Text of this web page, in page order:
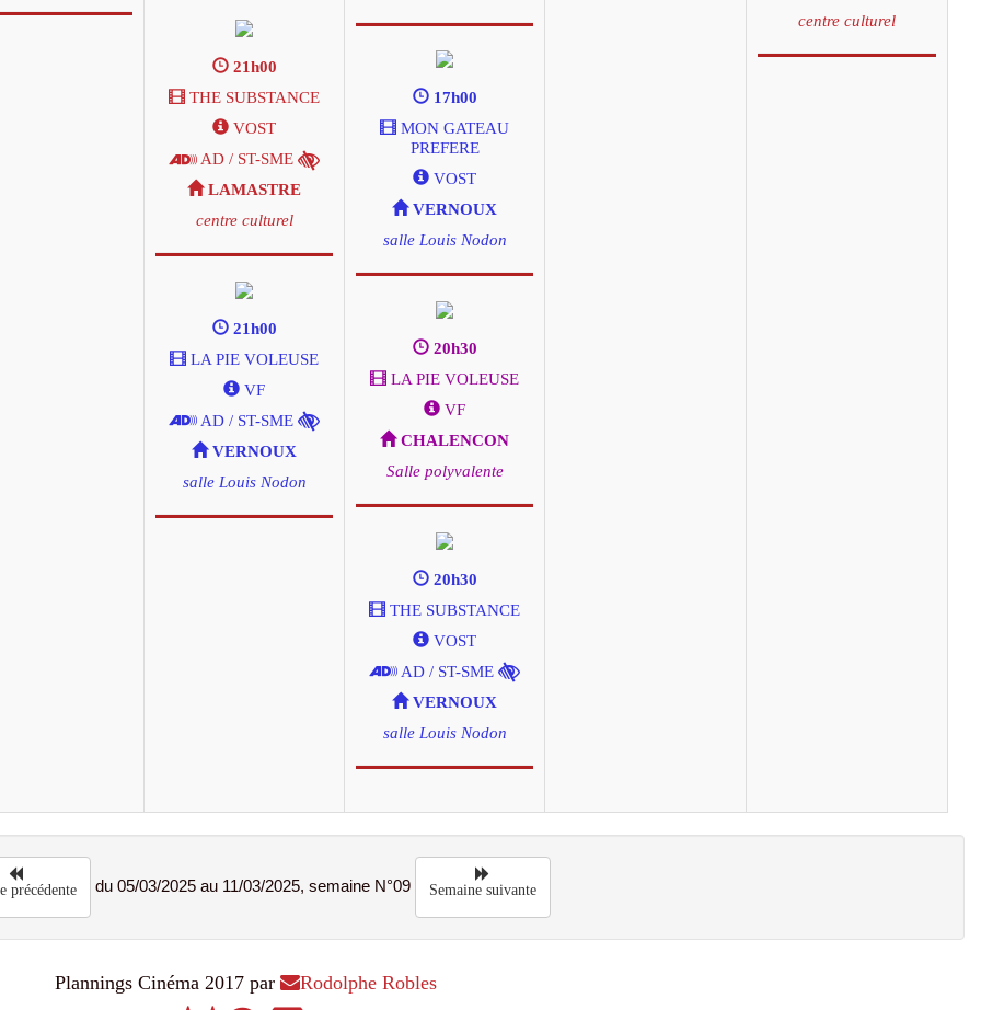
21h00
THE SUBSTANCE
VOST
AD / ST-SME
LAMASTRE
centre culturel
21h00
LA PIE VOLEUSE
VF
AD / ST-SME
VERNOUX
salle Louis Nodon
17h00
MON GATEAU
PREFERE
VOST
VERNOUX
salle Louis Nodon
20h30
LA PIE VOLEUSE
VF
CHALENCON
Salle polyvalente
20h30
THE SUBSTANCE
VOST
AD / ST-SME
VERNOUX
salle Louis Nodon
centre culturel
précédente du 05/03/2025 au 11/03/2025, semaine N°09 Semaine suivante
Plannings Cinéma 2017 par Rodolphe Robles